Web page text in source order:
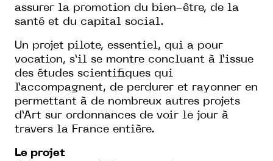
assurer la promotion du bien-être, de la
santé et du capital social.
Un projet pilote, essentiel, qui a pour
vocation, s’il se montre concluant à l’issue
des études scientifiques qui
l’accompagnent, de perdurer et rayonner en
permettant à de nombreux autres projets
d’Art sur ordonnances de voir le jour à
travers la France entière.
Le projet